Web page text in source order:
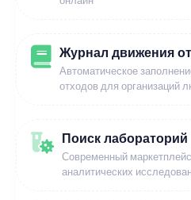
Журнал движения
Автоматическое
отходов для организаций
Поиск лабораторий
Современный
аналитических